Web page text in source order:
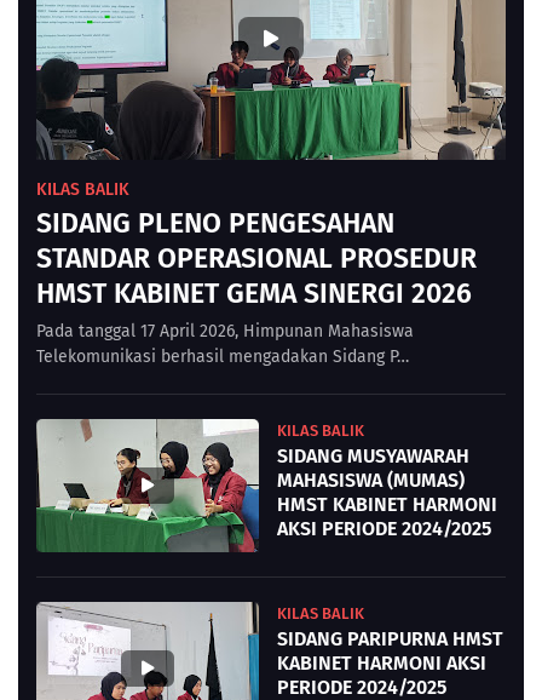
KILAS BALIK
SIDANG PLENO PENGESAHAN
STANDAR OPERASIONAL PROSEDUR
HMST KABINET GEMA SINERGI 2026
Pada tanggal 17 April 2026, Himpunan Mahasiswa
Telekomunikasi berhasil mengadakan Sidang P…
KILAS BALIK
SIDANG MUSYAWARAH
MAHASISWA (MUMAS)
HMST KABINET HARMONI
AKSI PERIODE 2024/2025
KILAS BALIK
SIDANG PARIPURNA HMST
KABINET HARMONI AKSI
PERIODE 2024/2025